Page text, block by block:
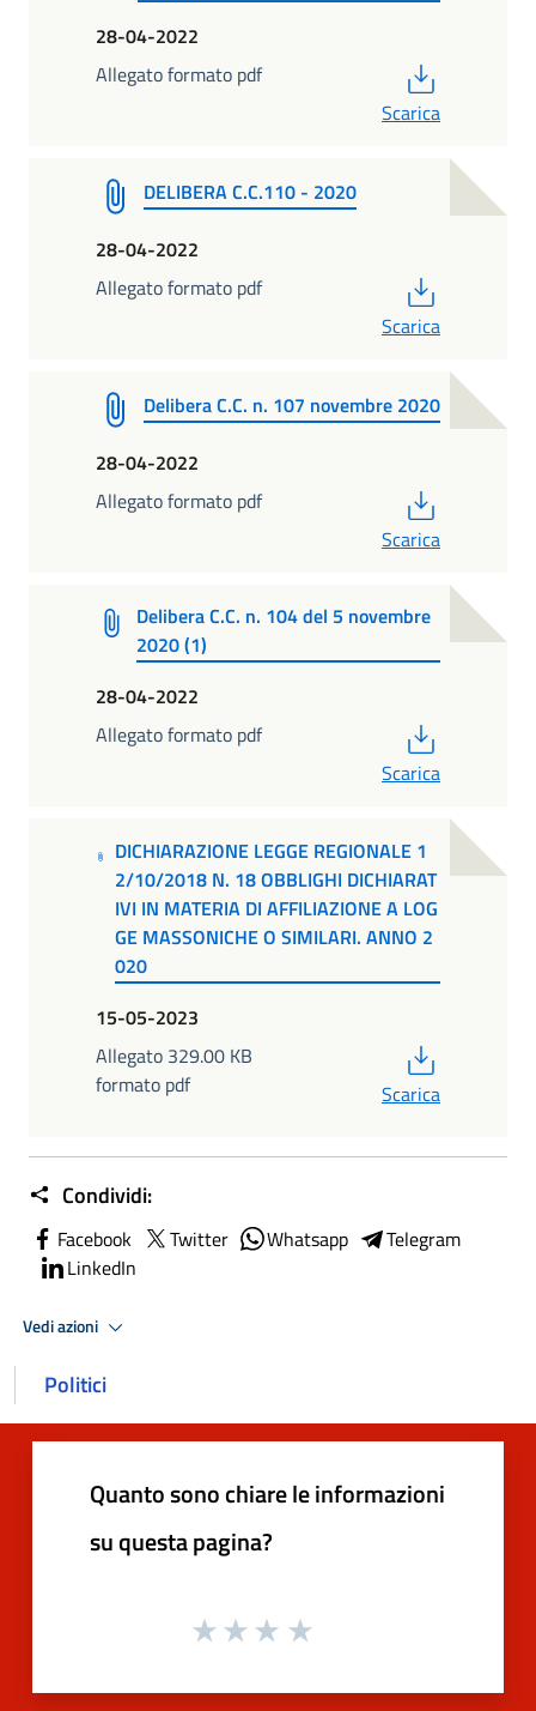
28-04-2022
Allegato formato pdf
Scarica
DELIBERA C.C.110 - 2020
28-04-2022
Allegato formato pdf
Scarica
Delibera C.C. n. 107 novembre 2020
28-04-2022
Allegato formato pdf
Scarica
Delibera C.C. n. 104 del 5 novembre
2020 (1)
28-04-2022
Allegato formato pdf
Scarica
DICHIARAZIONE LEGGE REGIONALE 1
2/10/2018 N. 18 OBBLIGHI DICHIARAT
IVI IN MATERIA DI AFFILIAZIONE A LOG
GE MASSONICHE O SIMILARI. ANNO 2
020
15-05-2023
Allegato 329.00 KB
formato pdf
Scarica
Condividi:
Facebook Twitter Whatsapp
Telegram
LinkedIn
Vedi azioni
Politici
Quanto sono chiare le informazioni
su questa pagina?